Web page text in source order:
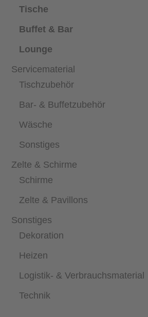
Tische
Buffet & Bar
Lounge
Servicematerial
Tischzubehör
Bar- & Buffetzubehör
Wäsche
Sonstiges
Zelte & Schirme
Schirme
Zelte & Pavillons
Sonstiges
Dekoration
Heizen
Logistik- & Verbrauchsmaterial
Technik